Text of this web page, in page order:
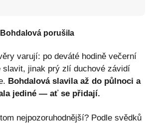
porušila
varují: po deváté hodině večerní
slavit, jinak prý zlí duchové závidí
Bohdalová slavila až do půlnoci a
jediné — ať se přidají.
nejpozoruhodnější? Podle svědků